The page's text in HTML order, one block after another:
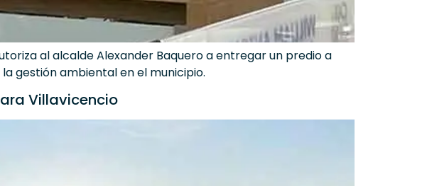
al alcalde Alexander Baquero a entregar un predio a
gestión ambiental en el municipio.
Villavicencio